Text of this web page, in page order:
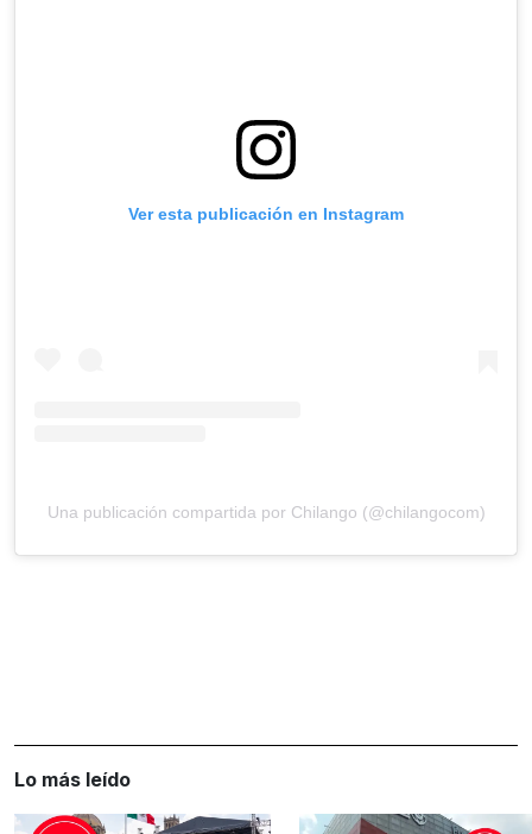
Ver esta publicación en Instagram
Una publicación compartida por Chilango (@chilangocom)
Lo más leído